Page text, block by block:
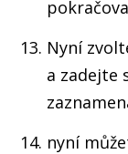
Nyní
a zadejte
nyní